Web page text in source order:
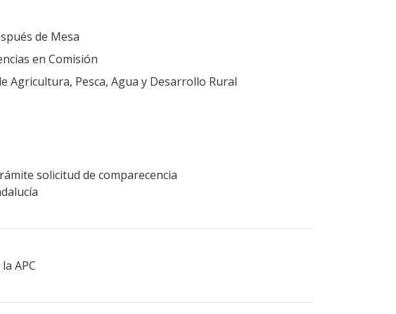
de Mesa
en Comisión
Agricultura, Pesca, Agua y Desarrollo Rural
solicitud de comparecencia
APC